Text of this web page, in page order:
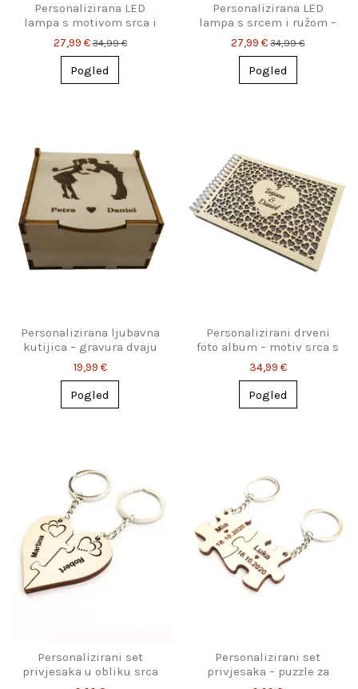
Personalizirana LED
lampa s motivom srca i
beskonačnosti – imena &
datum
27,99 €34,99 €
Pogled
Personalizirana LED
lampa s srcem i ružom –
gravirana ljubavna
svjetiljka
27,99 €34,99 €
Pogled
Personalizirana ljubavna
kutijica – gravura dvaju
imena, 2 veličine
19,99 €
Pogled
Personalizirani drveni
foto album – motiv srca s
imenom
34,99 €
Pogled
Personalizirani set
privjesaka u obliku srca
za parove
Personalizirani set
privjesaka – puzzle za
dvoje